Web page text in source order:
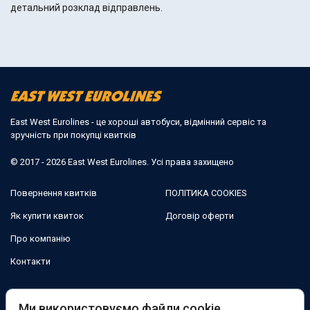
детальний розклад відправлень.
East West Eurolines - це хороші автобуси, відмінний сервіс та
зручність при покупці квитків
© 2017 - 2026 East West Eurolines. Усі права захищено
Повернення квитків
Як купити квиток
Про компанію
Контакти
ПОЛІТИКА COOKIES
Договір оферти